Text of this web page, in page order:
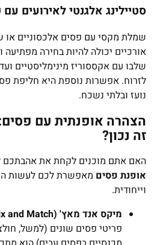
סטיילינג אלגנטי לאירועים
שמלת מקסי עם פסים אלכסוניים או
אורכיים יכולה להיות בחירה מפתיעה
שלבו עם אקססוריז מינימליסטיים
נועז ובלתי נשכח.
הצהרה אופנתית עם
זה נכון?
האם אתם מוכנים לקחת את אהבתכם
אופנת פסים מאפשרת לכם לעשות
וייחודית.
מיקס אנד מאץ' (Mix and Match):
פריטי פסים שונים (למשל,